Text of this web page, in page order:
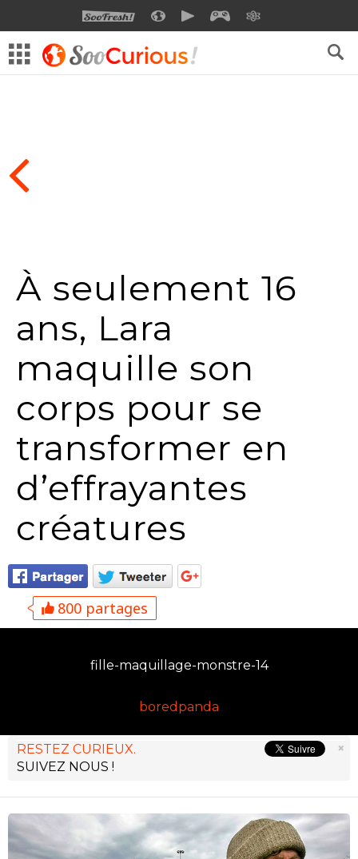
SOOFRESHSOOCURIOUSSOOMOTIONSOOGEEK
À seulement 16
ans, Lara
maquille son
corps pour se
transformer en
d’effrayantes
créatures
800 partages
fille-maquillage-monstre-14
boredpanda
×
RESTEZ CURIEUX.
SUIVEZ NOUS !